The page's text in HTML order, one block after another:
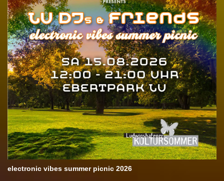
electronic vibes summer picnic 2026